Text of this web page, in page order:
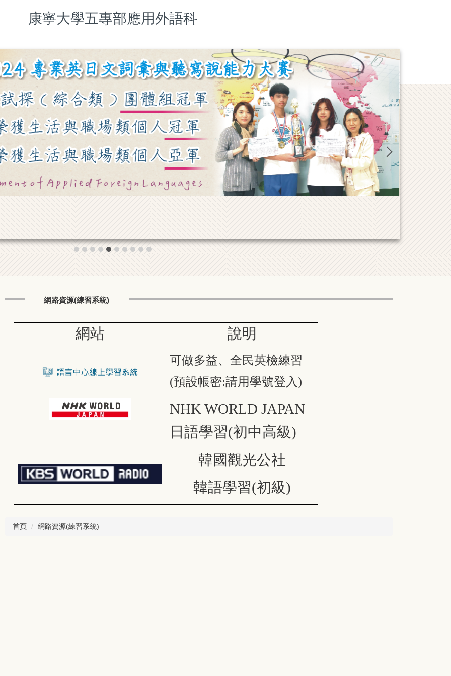
康寧大學五專部應用外語科
網路資源(練習系統)
網站 說明
可做多益、全民英檢練習
(預設帳密:請用學號登入)
NHK WORLD JAPAN
日語學習(初中高級)
韓國觀光公社
韓語學習(初級)
首頁 網路資源(練習系統)